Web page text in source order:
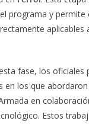
programa y permite
aplicables
fase, los oficiales
en los que
en
Estos